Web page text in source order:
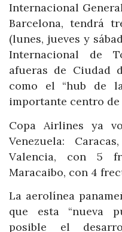
Internacional
Barcelona, tendrá
(lunes, jueves y
Internacional de
afueras de Ciudad
como el “hub de
importante centro
Copa Airlines ya
Venezuela:
Valencia, con 5
Maracaibo, con 4
La aerolínea
que esta “nueva
posible el